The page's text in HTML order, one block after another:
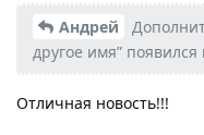
Андрей
другое имя” появился
Отличная новость!!!